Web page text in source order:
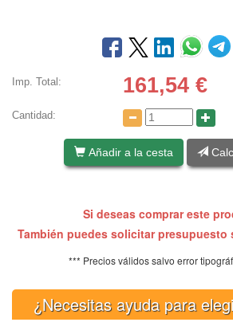
Imp. Total: 161,54 €
Cantidad:
Añadir a la cesta
Si deseas comprar este
También puedes solicitar presupuesto
*** Precios válidos salvo error
¿Necesitas ayuda para